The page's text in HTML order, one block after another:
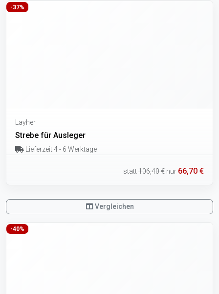
-37%
Layher
Strebe für Ausleger
Lieferzeit 4 - 6 Werktage
statt106,40 € nur 66,70 €
Vergleichen
-40%